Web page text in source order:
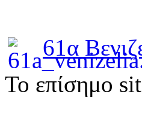
61α
To επίσημο